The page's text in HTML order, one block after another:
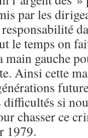
par les
le temps on
main gauche
Ainsi cette
si
chasser ce
1979.